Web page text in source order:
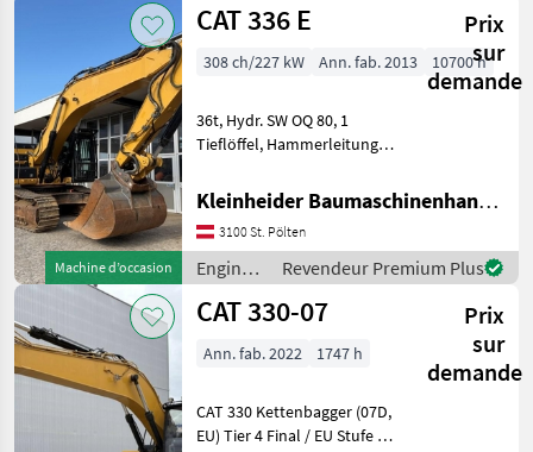
Catégorie 4 Pays Filtres
CHEMIN
ACTUEL
matériel de
construction
Engins De
Chantier
Pelles Sur
Chenilles
CHOISIR
UNE
CATÉGORIE
Réinitialiser
124
résultats
Machine d’occasion
CAT 336 E
Prix
sur
demande
308 ch/227 kW Ann. fab. 2013 10700 h
36t, Hydr. SW OQ 80, 1
Tieflöffel, Hammerleitung,
Böschungslöffel Engins de
chantier Pelles sur chenilles
Kleinheider Baumaschinenhandel GmbH.
3100 St. Pölten
Engins
de
chantier
Revendeur Premium Plus
CAT 330-07
Prix
sur
demande
Ann. fab. 2022 1747 h
CAT 330 Kettenbagger (07D,
EU) Tier 4 Final / EU Stufe V